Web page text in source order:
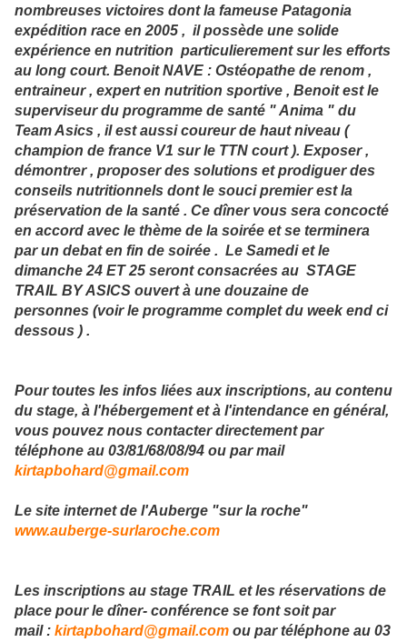
nombreuses victoires dont la fameuse Patagonia
expédition race en 2005 , il possède une solide
expérience en nutrition particulierement sur les efforts
au long court. Benoit NAVE : Ostéopathe de renom ,
entraineur , expert en nutrition sportive , Benoit est le
superviseur du programme de santé " Anima " du
Team Asics , il est aussi coureur de haut niveau (
champion de france V1 sur le TTN court ). Exposer ,
démontrer , proposer des solutions et prodiguer des
conseils nutritionnels dont le souci premier est la
préservation de la santé . Ce dîner vous sera concocté
en accord avec le thème de la soirée et se terminera
par un debat en fin de soirée . Le Samedi et le
dimanche 24 ET 25 seront consacrées au STAGE
TRAIL BY ASICS ouvert à une douzaine de
personnes (voir le programme complet du week end ci
dessous ) .
Pour toutes les infos liées aux inscriptions, au contenu
du stage, à l'hébergement et à l'intendance en général,
vous pouvez nous contacter directement par
téléphone au 03/81/68/08/94 ou par mail
kirtapbohard@gmail.com
Le site internet de l'Auberge "sur la roche"
www.auberge-surlaroche.com
Les inscriptions au stage TRAIL et les réservations de
place pour le dîner- conférence se font soit par
mail : kirtapbohard@gmail.com ou par téléphone au 03